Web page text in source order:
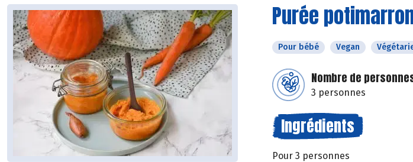
Purée
Pour bébé Vegan
Nombre de
3 personnes
Ingrédients
Pour 3 personnes